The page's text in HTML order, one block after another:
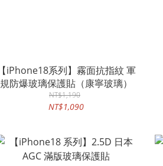
【iPhone18系列】霧面抗指紋 軍
規防爆玻璃保護貼（康寧玻璃）
NT$1,190
NT$1,090